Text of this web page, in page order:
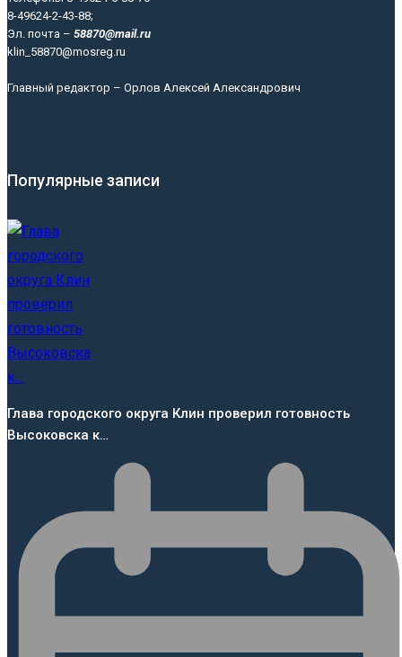
8-49624-2-43-88;
Эл. почта – 58870@mail.ru
klin_58870@mosreg.ru
Главный редактор – Орлов Алексей Александрович
Популярные записи
Глава городского округа Клин проверил готовность
Высоковска к…